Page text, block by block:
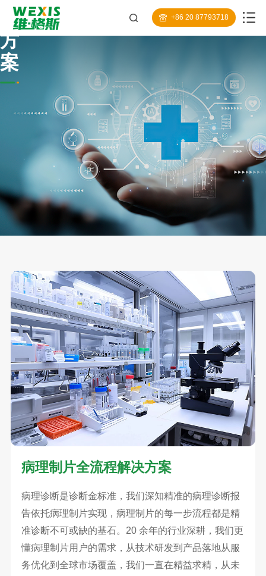
+86 20 87793718
决
方
案
病理制片全流程解决方案
病理诊断是诊断金标准，我们深知精准的病理诊断报
告依托病理制片实现，病理制片的每一步流程都是精
准诊断不可或缺的基石。20 余年的行业深耕，我们更
懂病理制片用户的需求，从技术研发到产品落地从服
务优化到全球市场覆盖，我们一直在精益求精，从未